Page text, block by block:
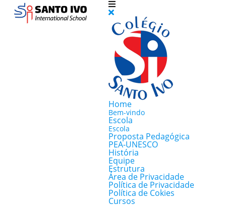
Home
Bem-vindo
Escola
Escola
Proposta Pedagógica
PEA-UNESCO
História
Equipe
Estrutura
Área de Privacidade
Política de Privacidade
Política de Cokies
Cursos